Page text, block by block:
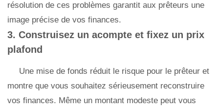
résolution de ces problèmes garantit aux prêteurs une
image précise de vos finances.
3. Construisez un acompte et fixez un prix
plafond
Une mise de fonds réduit le risque pour le prêteur et
montre que vous souhaitez sérieusement reconstruire
vos finances. Même un montant modeste peut vous